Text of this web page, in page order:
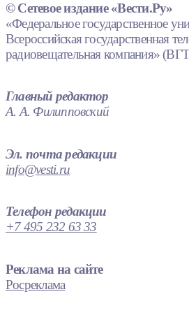
© Сетевое издание «Вести.Ру»
«Федеральное государственное
Всероссийская государственная
радиовещательная компания»
Главный редактор
А. А. Филипповский
Эл. почта редакции
info@vesti.ru
Телефон редакции
+7 495 232 63 33
Реклама на сайте
Росреклама